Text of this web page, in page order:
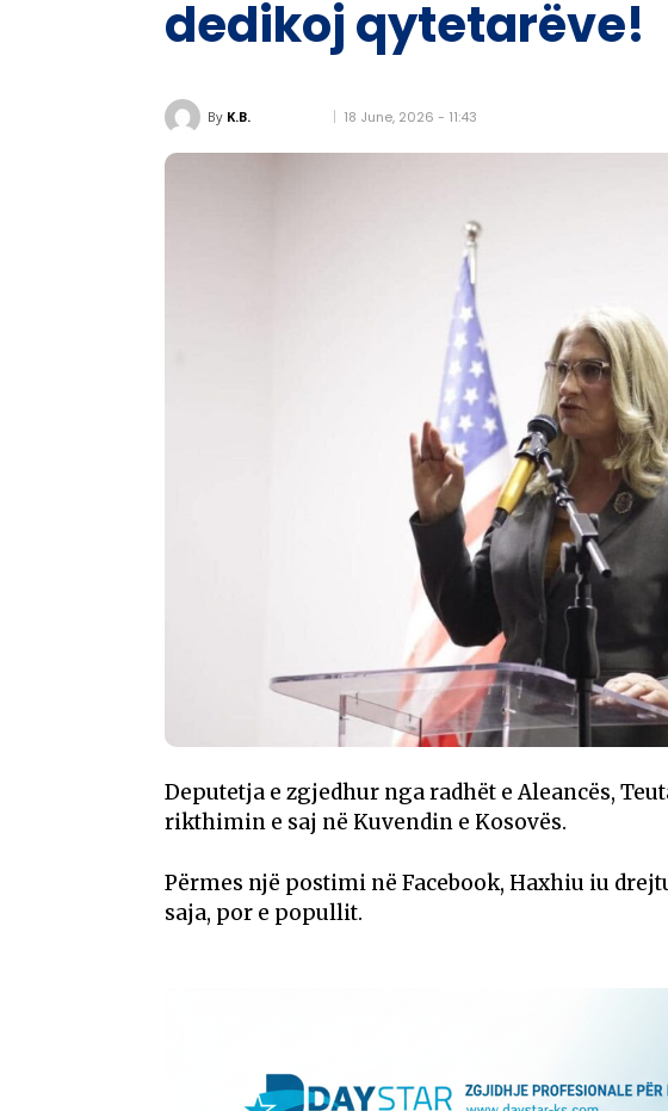
dedikoj qytetarëve!
By K.B. 18 June, 2026 - 11:43
Deputetja e zgjedhur nga radhët e Aleancës,
rikthimin e saj në Kuvendin e Kosovës.
Përmes një postimi në Facebook, Haxhiu iu
saja, por e popullit.